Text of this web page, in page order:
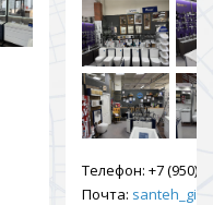
Телефон: +7 (950)
Почта: